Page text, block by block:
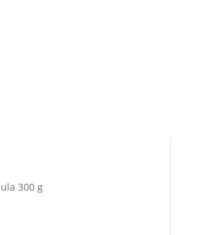
300 g